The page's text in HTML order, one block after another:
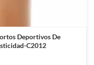
Deportivos De
C2012